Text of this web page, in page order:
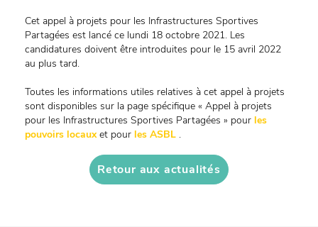
Cet appel à projets pour les Infrastructures Sportives
Partagées est lancé ce lundi 18 octobre 2021. Les
candidatures doivent être introduites pour le 15 avril 2022
au plus tard.
Toutes les informations utiles relatives à cet appel à projets
sont disponibles sur la page spécifique « Appel à projets
pour les Infrastructures Sportives Partagées » pour les
pouvoirs locauxet pour les ASBL .
Retour aux actualités